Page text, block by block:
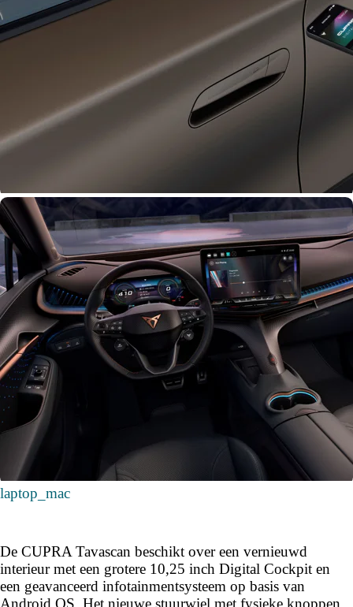
laptop_mac
De CUPRA Tavascan beschikt over een vernieuwd
interieur met een grotere 10,25 inch Digital Cockpit en
een geavanceerd infotainmentsysteem op basis van
Android OS. Het nieuwe stuurwiel met fysieke knoppen